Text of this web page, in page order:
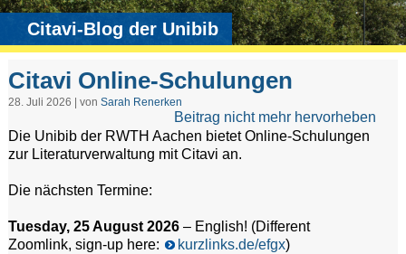
Citavi-Blog der Unibib
Citavi Online-Schulungen
28. Juli 2026 | von Sarah Renerken
Beitrag nicht mehr hervorheben
Die Unibib der RWTH Aachen bietet Online-Schulungen
zur Literaturverwaltung mit Citavi an.
Die nächsten Termine:
Tuesday, 25 August 2026 – English! (Different
Zoomlink, sign-up here:
kurzlinks.de/efgx)